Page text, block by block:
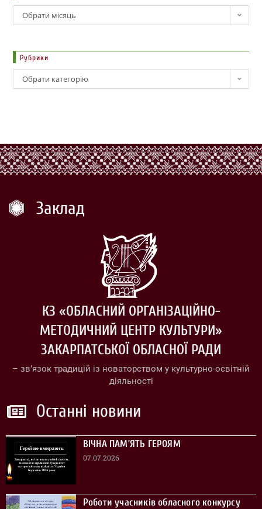
Обрати місяць
Рубрики
Обрати категорію
Заклад
КЗ «ОБЛАСНИЙ ОРГАНІЗАЦІЙНО-
МЕТОДИЧНИЙ ЦЕНТР КУЛЬТУРИ»
ЗАКАРПАТСЬКОЇ ОБЛАСНОЇ РАДИ
– зв’язок традицій із новаторством у культурно-освітній
діяльності
Останні новини
ВІЧНА ПАМ’ЯТЬ ГЕРОЯМ
07.07.2026
Роботи учасників обласного конкурсу